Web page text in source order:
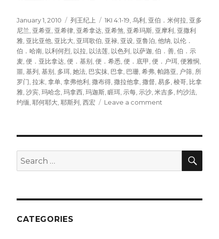
Posted
on
January 1, 2010 Categories
列王纪上 Tags
1KI 4:1-19 ,乌利 亚伯．米何拉 亚多
尼兰 亚希亚 亚希律 亚希拿达 亚希煞 亚希玛斯 亚摩利 亚撒利
雅 亚比亚他 亚比大 亚珥歌伯 亚禄 亚设 亚鲁泊 ,他纳 以伦．
伯．哈南 以利何烈 以拉 以法莲 以色列 以萨迦 ,伯．善 ,伯．示
麦 ,便．亚比拿达 ,便．基别 ,便．希悉 ,便．底甲 ,便．户珥 ,便雅悯
噩 ,基列 ,基别 多珥 ,她法 巴实抹 巴拿 巴珊 ,希弗 ,帕路亚 户筛 所
罗门 ,拉末 ,拿单 ,拿弗他利 ,撒布得 ,撒拉他拿 ,撒督 ,易多 ,梭哥 比拿
雅 ,沙宾 ,玛哈念 ,玛拿西 ,玛迦斯 ,睚珥 示每 示沙 ,米吉多 ,约沙法
约缅 ,耶何耶大 ,耶斯列 ,西宏 Leave a comment
臣
Search
for:
CATEGORIES